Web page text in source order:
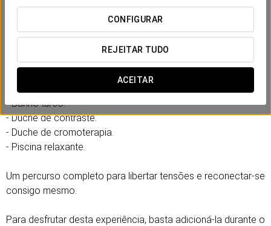
CONFIGURAR
REJEITAR TUDO
ACEITAR
Desfrute de um circuito de spa pensado para desligar e
relaxar no Eurostars Fuerte Ruavieja, um espaço criado para
o seu bem-estar no centro da cidade.
- Sauna.
- Banho turco.
- Duche de contraste.
- Duche de cromoterapia.
- Piscina relaxante.
Um percurso completo para libertar tensões e reconectar-se
consigo mesmo.
Para desfrutar desta experiência, basta adicioná-la durante o